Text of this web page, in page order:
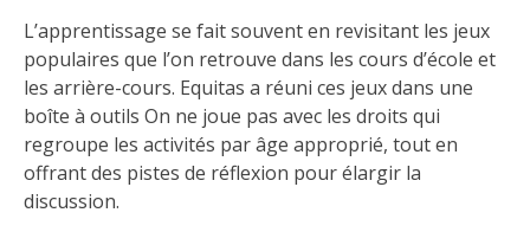
L’apprentissage se fait souvent en revisitant les jeux
populaires que l’on retrouve dans les cours d’école et
les arrière-cours. Equitas a réuni ces jeux dans une
boîte à outils On ne joue pas avec les droits qui
regroupe les activités par âge approprié, tout en
offrant des pistes de réflexion pour élargir la
discussion.